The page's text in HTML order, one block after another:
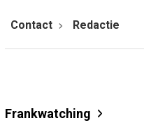
Contact Redactie
Frankwatching